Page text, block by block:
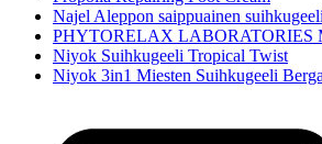
Najel Aleppon saippuainen
PHYTORELAX LABORATORIES
Niyok Suihkugeeli Tropical Twist
Niyok 3in1 Miesten Suihkugeeli